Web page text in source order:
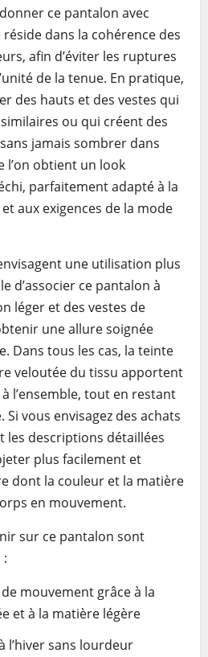
ce pantalon avec
réside dans la cohérence des
afin d’éviter les ruptures
de la tenue. En pratique,
des hauts et des vestes qui
ou qui créent des
jamais sombrer dans
l’on obtient un look
parfaitement adapté à la
aux exigences de la mode
une utilisation plus
d’associer ce pantalon à
léger et des vestes de
une allure soignée
Dans tous les cas, la teinte
veloutée du tissu apportent
l’ensemble, tout en restant
Si vous envisagez des achats
les descriptions détaillées
plus facilement et
dont la couleur et la matière
en mouvement.
sur ce pantalon sont
mouvement grâce à la
et à la matière légère
l’hiver sans lourdeur